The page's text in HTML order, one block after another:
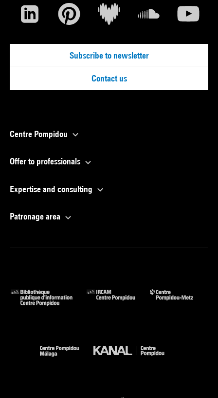
Subscribe to newsletter
Contact us
Centre Pompidou
Offer to professionals
Expertise and consulting
Patronage area